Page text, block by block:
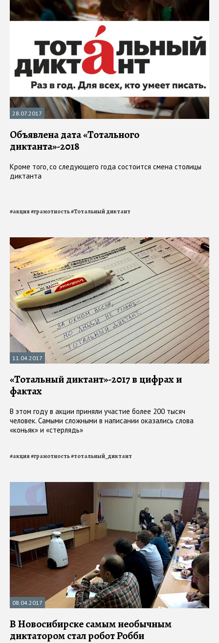
28.07.2017
Объявлена дата «Тотального
диктанта»-2018
Кроме того, со следующего года состоится смена столицы
диктанта
#акция#грамотность#Тотальный диктант
11.04.2017
«Тотальный диктант»-2017 в цифрах и
фактах
В этом году в акции приняли участие более 200 тысяч
человек. Самыми сложными в написании оказались слова
«коньяк» и «стерлядь»
#акция#грамотность#тотальный_диктант
08.04.2017
В Новосибирске самым необычным
диктатором стал робот Робби